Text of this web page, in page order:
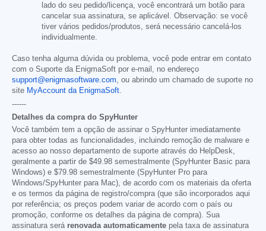
lado do seu pedido/licença, você encontrará um botão para
cancelar sua assinatura, se aplicável. Observação: se você
tiver vários pedidos/produtos, será necessário cancelá-los
individualmente.
Caso tenha alguma dúvida ou problema, você pode entrar em contato
com o Suporte da EnigmaSoft por e-mail, no endereço
support@enigmasoftware.com, ou abrindo um chamado de suporte no
site MyAccount da EnigmaSoft.
------
Detalhes da compra do SpyHunter
Você também tem a opção de assinar o SpyHunter imediatamente
para obter todas as funcionalidades, incluindo remoção de malware e
acesso ao nosso departamento de suporte através do HelpDesk,
geralmente a partir de $49.98 semestralmente (SpyHunter Basic para
Windows) e $79.98 semestralmente (SpyHunter Pro para
Windows/SpyHunter para Mac), de acordo com os materiais da oferta
e os termos da página de registro/compra (que são incorporados aqui
por referência; os preços podem variar de acordo com o país ou
promoção, conforme os detalhes da página de compra). Sua
assinatura será renovada automaticamente pela taxa de assinatura